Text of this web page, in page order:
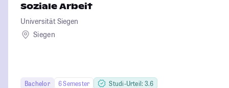
Soziale Arbeit
Universität Siegen
Siegen
Bachelor 6 Semester
Studi-Urteil: 3.6